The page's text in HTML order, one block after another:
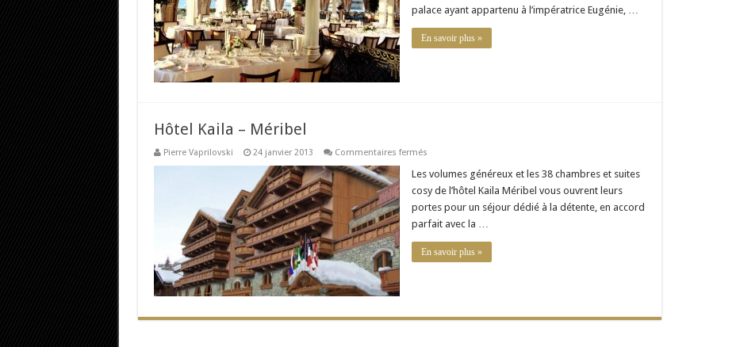
palace ayant appartenu à l’impératrice Eugénie, …
En savoir plus »
Hôtel Kaila – Méribel
Pierre Vaprilovski 24 janvier 2013 Commentaires ferméssur
Kaila
Méribel
Les volumes généreux et les 38 chambres et suites
cosy de l’hôtel Kaila Méribel vous ouvrent leurs
portes pour un séjour dédié à la détente, en accord
parfait avec la …
En savoir plus »